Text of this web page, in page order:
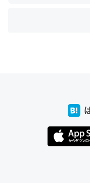
コミュニケーションが
り時間を日数にする
─たまにLINEするくらい
コミュニケーションが